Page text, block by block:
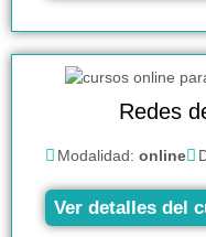
Redes
Modalidad: online
Ver detalles del